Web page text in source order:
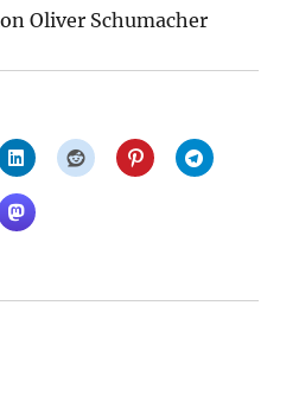
Oliver Schumacher